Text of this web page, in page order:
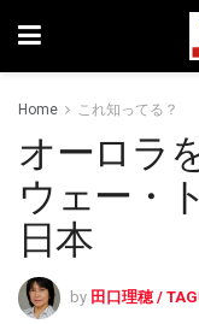
Home これ知ってる？
オーロラ
ウェー・
日本
by 田口理穂 /